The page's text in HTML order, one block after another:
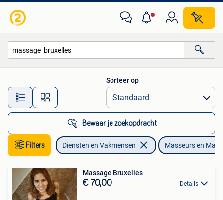
Alle afstanden…
Sorteer op
Bewaar je zoekopdracht
Filters Diensten en Vakmensen Masseurs en
Massage Bruxelles
€ 70,00 Details